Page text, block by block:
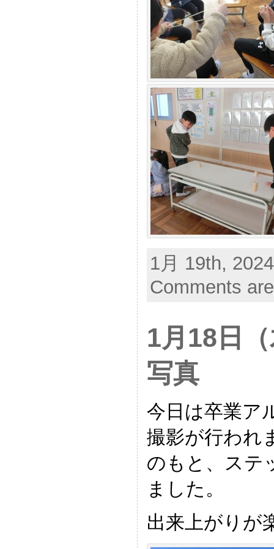
1月 19th,
Comments
1月18日
写真
今日は卒業ア
撮影が行われ
のもと、ステ
ました。
出来上がりが